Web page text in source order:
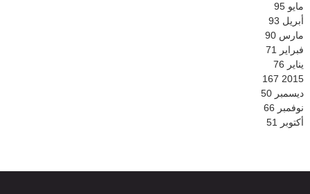
مايو 95
أبريل 93
مارس 90
فبراير 71
يناير 76
2015
167
ديسمبر 50
نوفمبر 66
أكتوبر 51